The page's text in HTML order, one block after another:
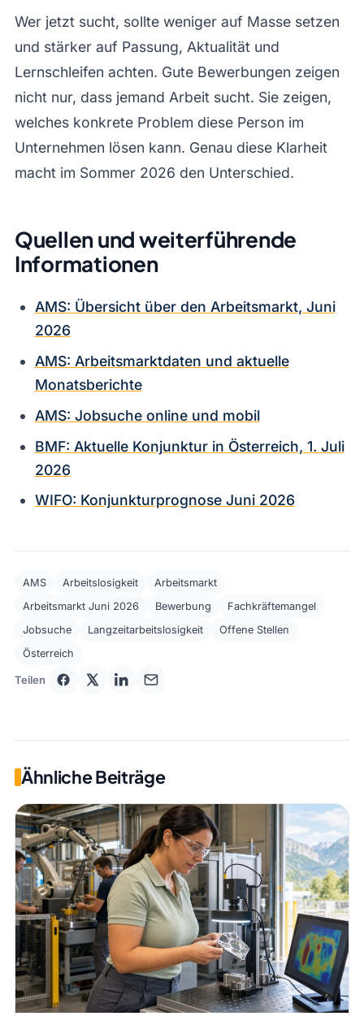
Wer jetzt sucht, sollte weniger auf Masse setzen
und stärker auf Passung, Aktualität und
Lernschleifen achten. Gute Bewerbungen zeigen
nicht nur, dass jemand Arbeit sucht. Sie zeigen,
welches konkrete Problem diese Person im
Unternehmen lösen kann. Genau diese Klarheit
macht im Sommer 2026 den Unterschied.
Quellen und weiterführende
Informationen
AMS: Übersicht über den Arbeitsmarkt, Juni
2026
AMS: Arbeitsmarktdaten und aktuelle
Monatsberichte
AMS: Jobsuche online und mobil
BMF: Aktuelle Konjunktur in Österreich, 1. Juli
2026
WIFO: Konjunkturprognose Juni 2026
AMS Arbeitslosigkeit
Arbeitsmarkt
Arbeitsmarkt Juni 2026
Bewerbung
Fachkräftemangel
Jobsuche
Langzeitarbeitslosigkeit
Offene Stellen
Österreich
Teilen
Ähnliche Beiträge